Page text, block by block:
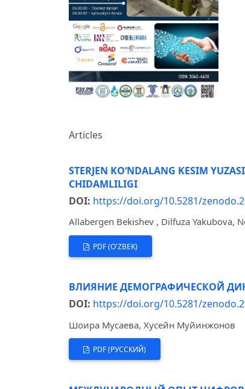
Articles
STERJEN KO‘NDALANG KESIM
CHIDAMLILIGI
DOI: https://doi.org/10.5281/
Allabergen Bekishev , Dilfuza Yakubova,
PDF (O'ZBEK)
ВЛИЯНИЕ ДЕМОГРАФИЧЕСКОЙ
DOI: https://doi.org/10.5281/
Шоира Мусаева, Хусейн Муйинжонов
PDF (РУССКИЙ)